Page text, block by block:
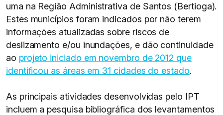
uma na Região Administrativa de Santos (Bertioga).
Estes municípios foram indicados por não terem
informações atualizadas sobre riscos de
deslizamento e/ou inundações, e dão continuidade
ao projeto iniciado em novembro de 2012 que
identificou as áreas em 31 cidades do estado.
As principais atividades desenvolvidas pelo IPT
incluem a pesquisa bibliográfica dos levantamentos